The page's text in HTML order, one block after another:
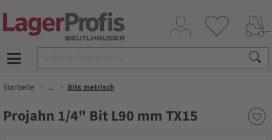
Startseite ... Bits metrisch
Projahn 1/4" Bit L90 mm TX15